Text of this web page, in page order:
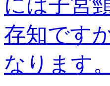
には子宮
存知です
なります